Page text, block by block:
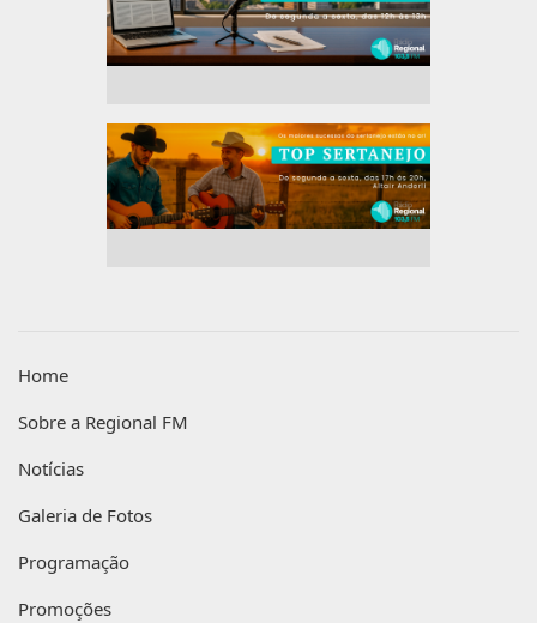
Home
Sobre a Regional FM
Notícias
Galeria de Fotos
Programação
Promoções